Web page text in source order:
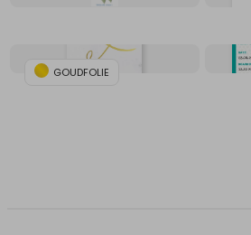
GOUDFOLIE